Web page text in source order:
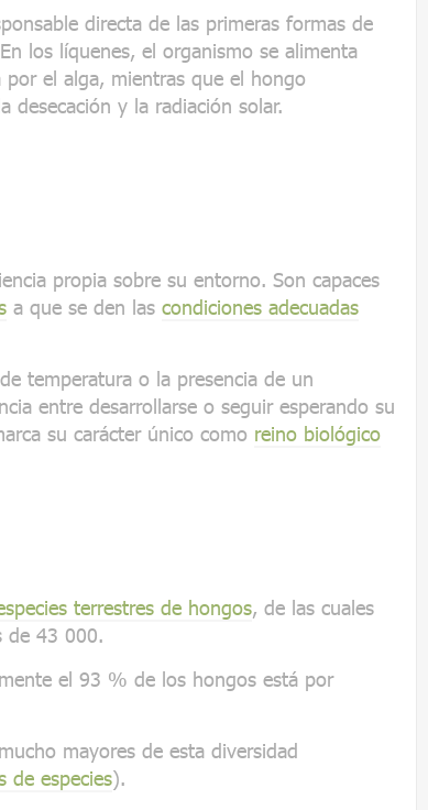
directa de las primeras formas de
los líquenes, el organismo se alimenta
el alga, mientras que el hongo
desecación y la radiación solar.
propia sobre su entorno. Son capaces
a que se den las condiciones adecuadas
temperatura o la presencia de un
entre desarrollarse o seguir esperando su
su carácter único como reino biológico
terrestres de hongos, de las cuales
de 43 000.
el 93 % de los hongos está por
mayores de esta diversidad
de especies).